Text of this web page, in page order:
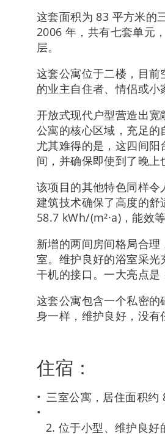
这套面积为 83 平方米的
2006 年，共有七套单元
层。
这套公寓位于二楼，目
的业主自住者、情侣或小
开放式现代户型营造出
公寓的核心区域，充足的
尤其难得的是，这四间
间，并确保即使到了晚上
该项目的其他特色同样
建筑技术确保了高度的
58.7 kWh/(m²·a)，能效
新增的两间房间格局合
室。维护良好的浴室采
干机的接口。一大亮点是
这套公寓包含一个私密
身一样，维护良好，没有
住宿：
三室公寓，居住面积约
位于小型、维护良好